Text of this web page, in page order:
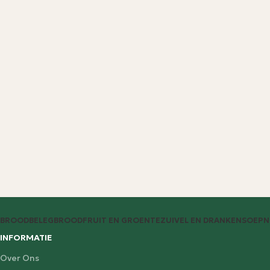
BROODBELEGBROODFRUIT EN GROENTEZUIVEL EN DRANKENSOEP
INFORMATIE
Over Ons